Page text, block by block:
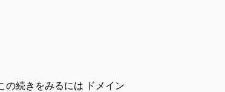
続きをみるには ドメイン